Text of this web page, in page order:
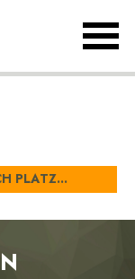
PLATZ...